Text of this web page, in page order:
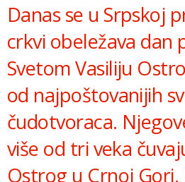
Danas se u Srpskoj
crkvi obeležava dan
Svetom Vasiliju
od najpoštovanijih
čudotvoraca.
više od tri veka
Ostrog u Crnoj Gori,